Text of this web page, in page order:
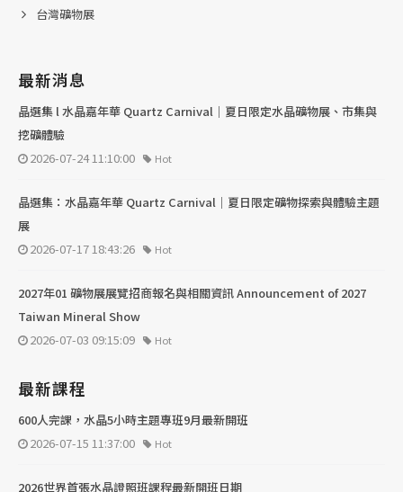
台灣礦物展
最新消息
晶選集 l 水晶嘉年華 Quartz Carnival｜夏日限定水晶礦物展、市集與
挖礦體驗
2026-07-24 11:10:00
Hot
晶選集：水晶嘉年華 Quartz Carnival｜夏日限定礦物探索與體驗主題
展
2026-07-17 18:43:26
Hot
2027年01 礦物展展覽招商報名與相關資訊 Announcement of 2027
Taiwan Mineral Show
2026-07-03 09:15:09
Hot
最新課程
600人完課，水晶5小時主題專班9月最新開班
2026-07-15 11:37:00
Hot
2026世界首張水晶證照班課程最新開班日期